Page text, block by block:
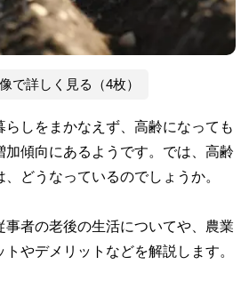
で詳しく見る（4枚）
らしをまかなえず、高齢になっても
加傾向にあるようです。では、高齢
どうなっているのでしょうか。
事者の老後の生活についてや、農業
やデメリットなどを解説します。